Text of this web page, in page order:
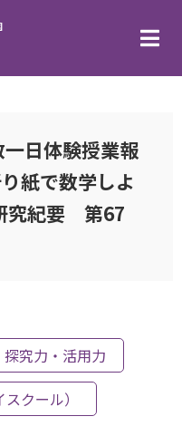
日体験授業報
紙で数学しよ
究紀要 第67
探究力・活用力
クール）